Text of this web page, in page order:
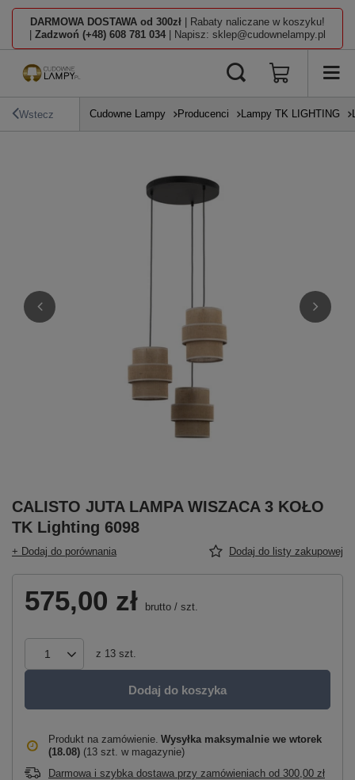
DARMOWA DOSTAWA od 300zł | Rabaty naliczane w koszyku!
Zadzwoń (+48) 608 781 034 | Napisz: sklep@cudownelampy.pl
Wstecz Cudowne Lampy Producenci Lampy TK LIGHTING
CALISTO JUTA LAMPA WISZACA 3 KOŁO
TK Lighting 6098
+ Dodaj do porównania Dodaj do listy zakupowej
575,00 zł brutto / szt.
z 13 szt.
Dodaj do koszyka
Produkt na zamówienie Wysyłka maksymalnie we wtorek
(18.08) (13 szt. w magazynie)
Darmowa i szybka dostawa przy zamówieniach od 300,00 zł